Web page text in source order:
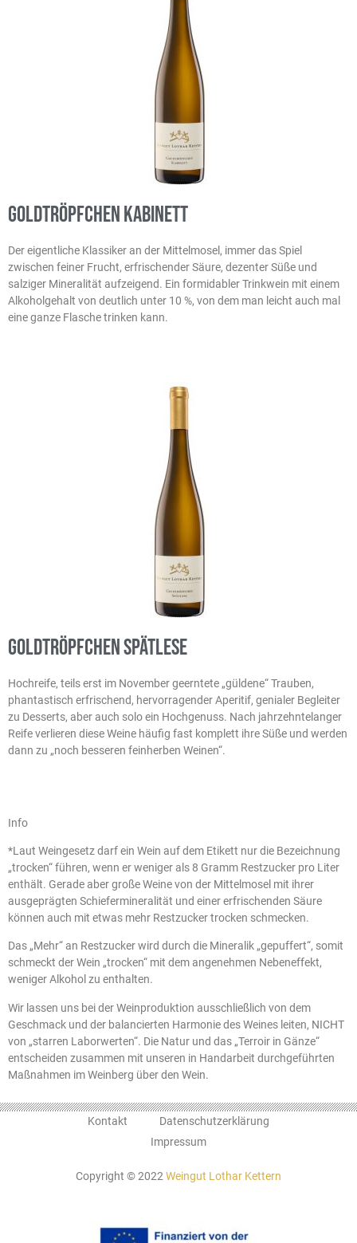
Goldtröpfchen Kabinett
Der eigentliche Klassiker an der Mittelmosel, immer das Spiel
zwischen feiner Frucht, erfrischender Säure, dezenter Süße und
salziger Mineralität aufzeigend. Ein formidabler Trinkwein mit einem
Alkoholgehalt von deutlich unter 10 %, von dem man leicht auch mal
eine ganze Flasche trinken kann.
Goldtröpfchen Spätlese
Hochreife, teils erst im November geerntete „güldene“ Trauben,
phantastisch erfrischend, hervorragender Aperitif, genialer Begleiter
zu Desserts, aber auch solo ein Hochgenuss. Nach jahrzehntelanger
Reife verlieren diese Weine häufig fast komplett ihre Süße und werden
dann zu „noch besseren feinherben Weinen“.
Info
*Laut Weingesetz darf ein Wein auf dem Etikett nur die Bezeichnung
„trocken“ führen, wenn er weniger als 8 Gramm Restzucker pro Liter
enthält. Gerade aber große Weine von der Mittelmosel mit ihrer
ausgeprägten Schiefermineralität und einer erfrischenden Säure
können auch mit etwas mehr Restzucker trocken schmecken.
Das „Mehr“ an Restzucker wird durch die Mineralik „gepuffert“, somit
schmeckt der Wein „trocken“ mit dem angenehmen Nebeneffekt,
weniger Alkohol zu enthalten.
Wir lassen uns bei der Weinproduktion ausschließlich von dem
Geschmack und der balancierten Harmonie des Weines leiten, NICHT
von „starren Laborwerten“. Die Natur und das „Terroir in Gänze“
entscheiden zusammen mit unseren in Handarbeit durchgeführten
Maßnahmen im Weinberg über den Wein.
Kontakt
Datenschutzerklärung
Impressum
Copyright © 2022Weingut Lothar Kettern